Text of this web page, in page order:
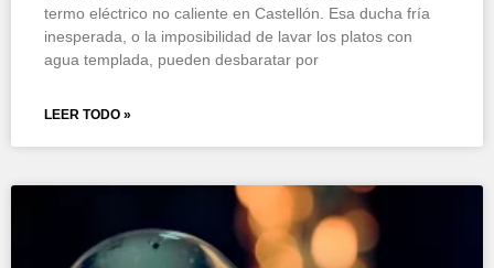
termo eléctrico no caliente en Castellón. Esa ducha fría
inesperada, o la imposibilidad de lavar los platos con
agua templada, pueden desbaratar por
LEER TODO »